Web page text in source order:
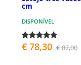
cm
DISPONÍVEL
€ 78,30 € 87,00